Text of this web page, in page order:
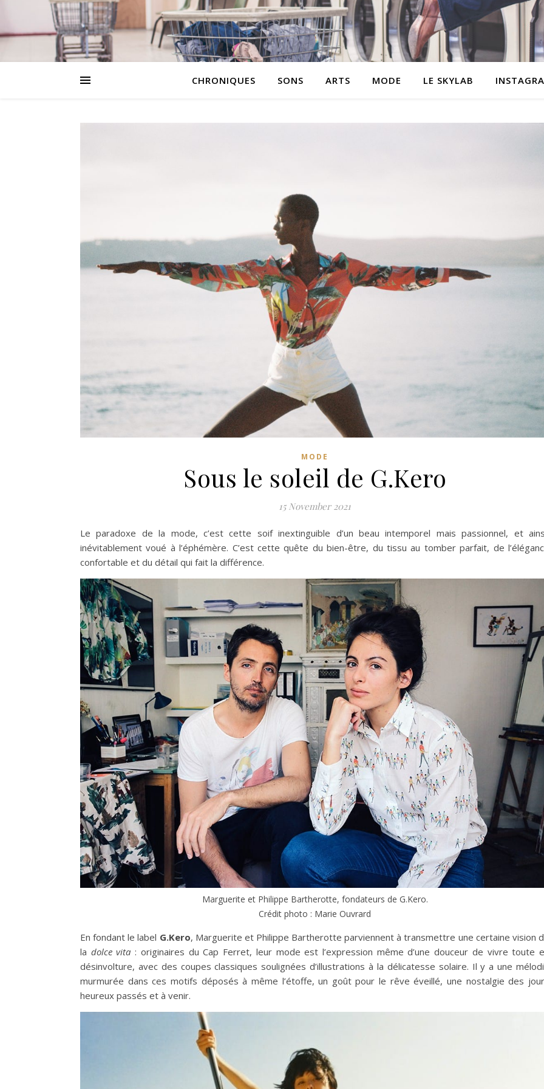
CHRONIQUES SONS ARTS MODE LE SKYLAB
MODE
Sous le soleil de G.Kero
15 November 2021
Le paradoxe de la mode, c’est cette soif inextinguible d’un beau intemporel mais passionnel, et
inévitablement voué à l’éphémère. C’est cette quête du bien-être, du tissu au tomber parfait, de
confortable et du détail qui fait la différence.
Marguerite et Philippe Bartherotte, fondateurs de G.Kero.
Crédit photo : Marie Ouvrard
En fondant le label G.Kero, Marguerite et Philippe Bartherotte parviennent à transmettre une certaine vision
la dolce vita : originaires du Cap Ferret, leur mode est l’expression même d’une douceur de vivre toute
désinvolture, avec des coupes classiques soulignées d’illustrations à la délicatesse solaire. Il y a une
murmurée dans ces motifs déposés à même l’étoffe, un goût pour le rêve éveillé, une nostalgie des
heureux passés et à venir.